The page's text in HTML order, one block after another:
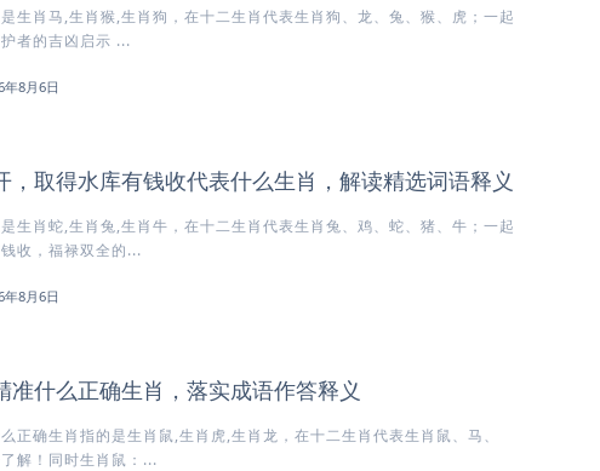
生肖马,生肖猴,生肖狗，在十二生肖代表生肖狗、龙、兔、猴、虎；一起
者的吉凶启示 ...
年8月6日
，取得水库有钱收代表什么生肖，解读精选词语释义
生肖蛇,生肖兔,生肖牛，在十二生肖代表生肖兔、鸡、蛇、猪、牛；一起
收，福禄双全的...
年8月6日
准什么正确生肖，落实成语作答释义
正确生肖指的是生肖鼠,生肖虎,生肖龙，在十二生肖代表生肖鼠、马、
解！同时生肖鼠：...